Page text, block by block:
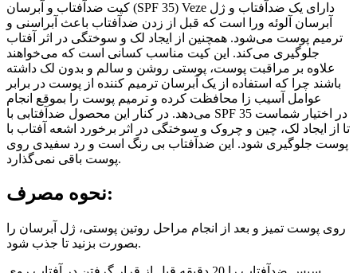
کیت ضدآفتاب و آبرسان (SPF 35) Veze دارای یک ضدآفتاب و ژل
آبرسان آلوئه ورا است که قبل از زدن ضدآفتاب باعث آبراسنی و
ترمیم پوست می‌شود. همچنین از ایجاد لک و سوختگی در اثر آفتاب
جلوگیری می‌کند. این کیت مناسب کسانی است که می‌خواهند
علاوه بر مراقبت پوست، پوستی روشن و سالم و بدون لک داشته
باشند چرا که استفاده از یک آبرسان ترمیم کننده از پوست در برابر
عوامل آسیب زا محافظت کرده و ترمیم پوست را بموقع انجام
می‌دهد. در کنار این محصول ضدآفتابی با SPF 35 در اختیار شماست
تا از ایجاد لک، چین و چروک و سوختگی در اثر برخورد اشعه آفتاب با
پوست جلوگیری شود. این ضدآفتاب بی رنگ است و رد سفیدی روی
پوست باقی نمی‌گذارد.
نحوه مصرف:
روی پوست تمیز و بعد از انجام مراحل روتین پوستی، ژل آبرسان را
بصورت بزنید تا جذب شود.